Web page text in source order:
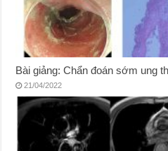
Bài giảng: Chẩn đoán sớm ung
21/04/2022